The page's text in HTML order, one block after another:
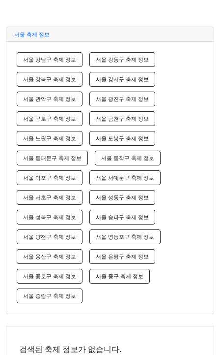
서울 축제 정보
서울 강남구 축제 정보 서울 강동구 축제 정보
서울 강북구 축제 정보 서울 강서구 축제 정보
서울 관악구 축제 정보 서울 광진구 축제 정보
서울 구로구 축제 정보 서울 금천구 축제 정보
서울 노원구 축제 정보 서울 도봉구 축제 정보
서울 동대문구 축제 정보 서울 동작구 축제 정보
서울 마포구 축제 정보 서울 서대문구 축제 정보
서울 서초구 축제 정보 서울 성동구 축제 정보
서울 성북구 축제 정보 서울 송파구 축제 정보
서울 양천구 축제 정보 서울 영등포구 축제 정보
서울 용산구 축제 정보 서울 은평구 축제 정보
서울 종로구 축제 정보 서울 중구 축제 정보
서울 중랑구 축제 정보
검색된 축제 정보가 없습니다.